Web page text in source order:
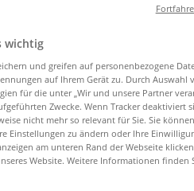
Jetzt Unsere Summer
wichtig
und greifen auf personenbezogene
auf Ihrem Gerät zu. Durch Auswahl
für die unter „Wir und unsere Partner
Zwecke. Wenn Tracker deaktiviert
nicht mehr so relevant für Sie. Sie
Einstellungen zu ändern oder Ihre
am unteren Rand der Webseite
Website. Weitere Informationen finden